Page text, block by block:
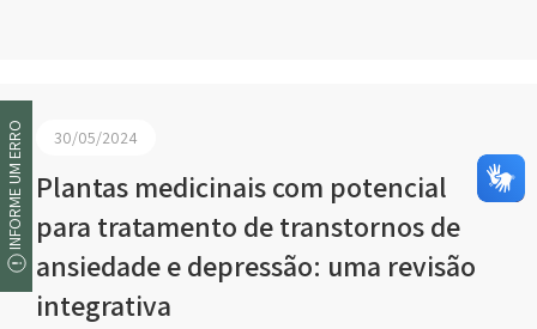
30/05/2024
Plantas medicinais com potencial
para tratamento de transtornos de
ansiedade e depressão: uma revisão
integrativa
INFORME UM ERRO